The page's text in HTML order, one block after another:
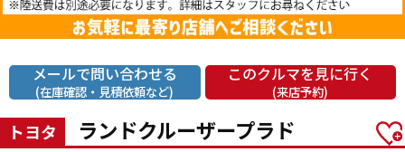
メールで問い合わせる
(在庫確認・見積依頼など)
このクルマを見に行く
(来店予約)
トヨタ ランドクルーザープラド